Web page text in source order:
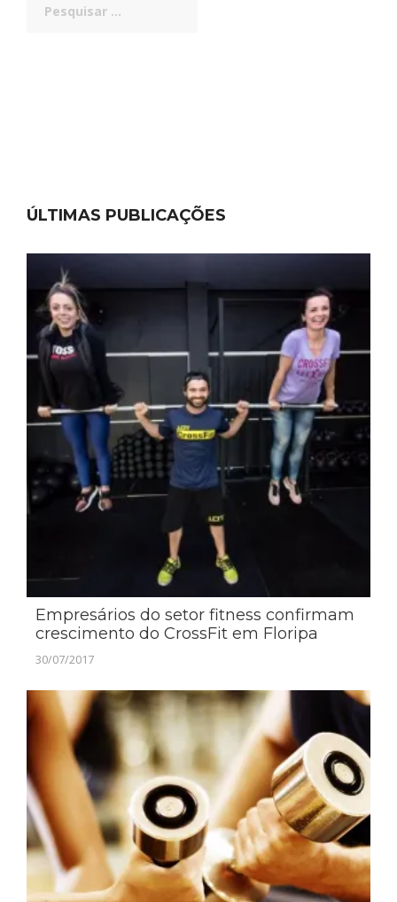
por:
ÚLTIMAS PUBLICAÇÕES
Empresários do setor fitness confirmam
crescimento do CrossFit em Floripa
30/07/2017